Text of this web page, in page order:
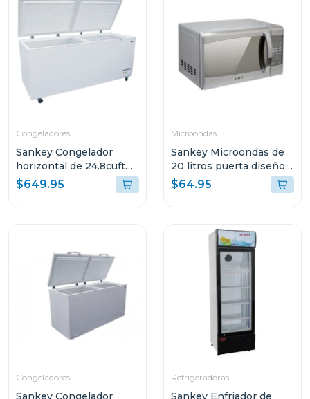
Congeladores
Sankey Congelador
horizontal de 24.8cuft
(aprox) 2871
$649.95
Microondas
Sankey Microondas de
20 litros puerta diseño
espejo mw758
$64.95
Congeladores
Sankey Congelador
Refrigeradoras
Sankey Enfriador de